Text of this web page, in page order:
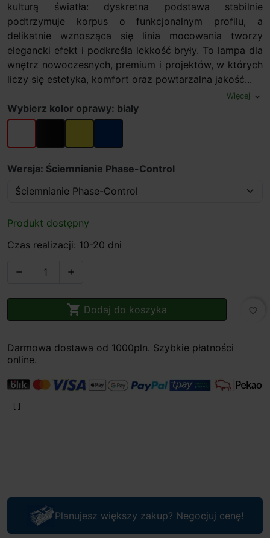
kulturą światła: dyskretna podstawa stabilnie
podtrzymuje korpus o funkcjonalnym profilu, a
delikatnie wznosząca się linia mocowania tworzy
elegancki efekt i podkreśla lekkość bryły. To lampa dla
wnętrz nowoczesnych, premium i projektów, w których
liczy się estetyka, komfort oraz powtarzalna jakość...
Więcej expand_more
Wybierz kolor oprawy: biały
biały czarnyżółty niebieski
Wersja: Ściemnianie Phase-Control
Produkt dostępny
Czas realizacji: 10-20 dni
 
 Dodaj do koszyka favorite_border
Darmowa dostawa od 1000pln. Szybkie płatności
online.
Planujesz większy zakup? Negocjuj cenę!